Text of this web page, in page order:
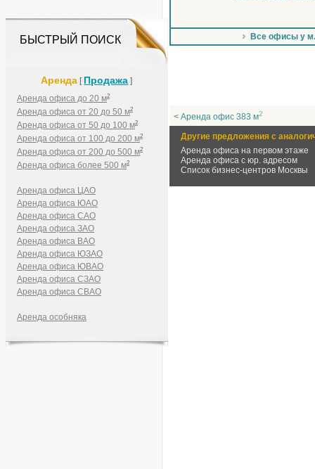
БЫСТРЫЙ ПОИСК
Аренда [ Продажа ]
Аренда офиса до 20 м2
Аренда офиса от 20 до 50 м2
Аренда офиса от 50 до 100 м2
Аренда офиса от 100 до 200 м2
Аренда офиса от 200 до 500 м2
Аренда офиса более 500 м2
Аренда офиса ЦАО
Аренда офиса ЮАО
Аренда офиса САО
Аренда офиса ЗАО
Аренда офиса ВАО
Аренда офиса ЮЗАО
Аренда офиса ЮВАО
Аренда офиса СЗАО
Аренда офиса СВАО
Аренда особняка
Все офисы у
< Аренда офис 383 м2
Другие предложения с
Аренда офиса на первом этаже
Аренда офиса с юр. адресом
Список бизнес-центров Москвы